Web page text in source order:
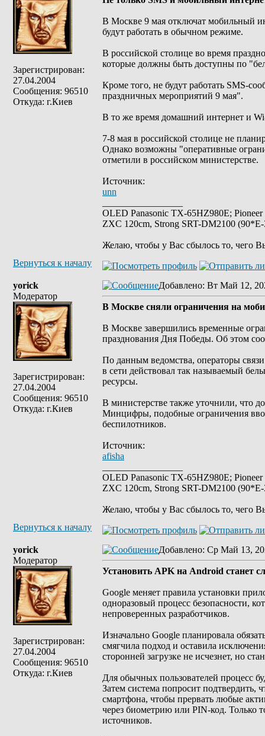
Зарегистрирован:
27.04.2004
Сообщения: 96510
Откуда: г.Киев
В Москве 9 мая отключат мобильный
будут работать в обычном режиме.
В российской столице во время
которые должны быть доступны по
Кроме того, не будут работать SMS-
праздничных мероприятий 9 мая".
В то же время домашний интернет и
7-8 мая в российской столице не
Однако возможны "оперативные
отметили в российском министерстве.
Источник:
unn
OLED Panasonic TX-65HZ980E;
ZXC 120cm, Strong SRT-DM2100
Желаю, чтобы у Вас сбылось то, чего
Вернуться к началу
yorick
Модератор
Зарегистрирован:
27.04.2004
Сообщения: 96510
Откуда: г.Киев
Добавлено: Вт Май 12,
В Москве сняли ограничения на
В Москве завершились временные
празднования Дня Победы. Об этом
По данным ведомства, операторы
в сети действовал так называемый
ресурсы.
В министерстве также уточнили, что
Минцифры, подобные ограничения
беспилотников.
Источник:
afisha
OLED Panasonic TX-65HZ980E;
ZXC 120cm, Strong SRT-DM2100
Желаю, чтобы у Вас сбылось то, чего
Вернуться к началу
yorick
Модератор
Зарегистрирован:
27.04.2004
Сообщения: 96510
Откуда: г.Киев
Добавлено: Ср Май 13,
Установить APK на Android станет
Google меняет правила установки
одноразовый процесс безопасности,
непроверенных разработчиков.
Изначально Google планировала
смягчила подход и оставила
сторонней загрузке не исчезнет, но
Для обычных пользователей процесс
Затем система попросит подтвердить,
смартфона, чтобы прервать любые
через биометрию или PIN-код. Только
источников.